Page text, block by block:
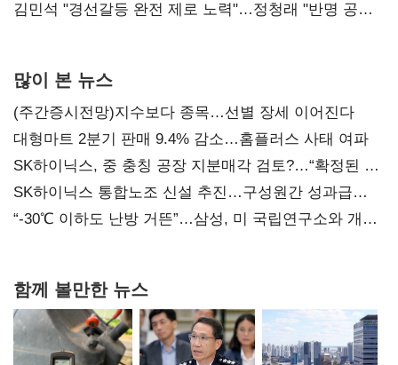
다툼 격화
김민석 "경선갈등 완전 제로 노력"…정청래 "반명 공세
많이 본 뉴스
(주간증시전망)지수보다 종목…선별 장세 이어진다
대형마트 2분기 판매 9.4% 감소…홈플러스 사태 여파
SK하이닉스, 중 충칭 공장 지분매각 검토?…“확정된 바
없어”
SK하이닉스 통합노조 신설 추진…구성원간 성과급
불만 확산
“-30℃ 이하도 난방 거뜬”…삼성, 미 국립연구소와 개발
함께 볼만한 뉴스